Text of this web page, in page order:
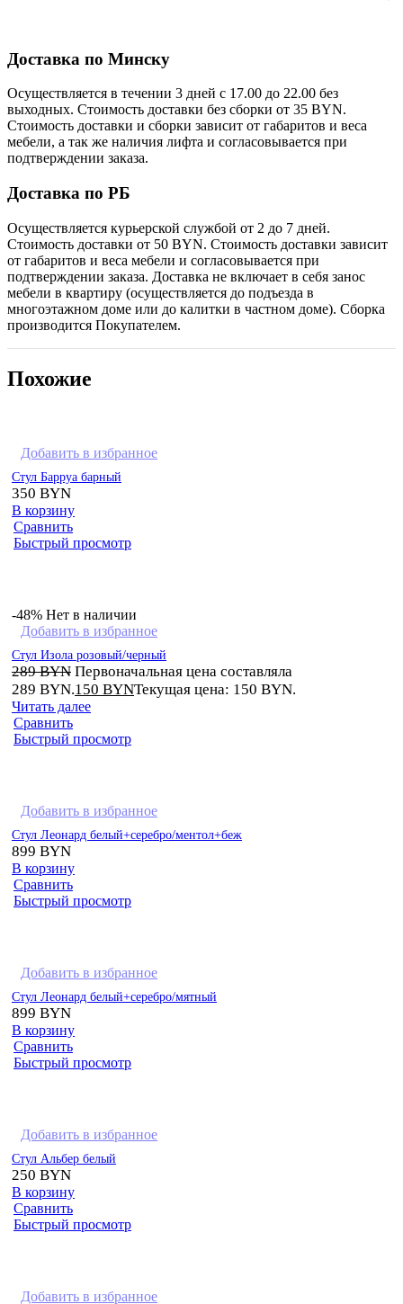
Доставка по Минску
Осуществляется в течении 3 дней с 17.00 до 22.00 без
выходных. Стоимость доставки без сборки от 35 BYN.
Стоимость доставки и сборки зависит от габаритов и веса
мебели, а так же наличия лифта и согласовывается при
подтверждении заказа.
Доставка по РБ
Осуществляется курьерской службой от 2 до 7 дней.
Стоимость доставки от 50 BYN. Стоимость доставки зависит
от габаритов и веса мебели и согласовывается при
подтверждении заказа. Доставка не включает в себя занос
мебели в квартиру (осуществляется до подъезда в
многоэтажном доме или до калитки в частном доме). Сборка
производится Покупателем.
Похожие
Добавить в избранное
Стул Барруа барный
350 BYN
В корзину
Сравнить
Быстрый просмотр
-48% Нет в наличии
Добавить в избранное
Стул Изола розовый/черный
289BYN Первоначальная цена составляла
289 BYN.150 BYNТекущая цена: 150 BYN.
Читать далее
Сравнить
Быстрый просмотр
Добавить в избранное
Стул Леонард белый+серебро/ментол+беж
899 BYN
В корзину
Сравнить
Быстрый просмотр
Добавить в избранное
Стул Леонард белый+серебро/мятный
899 BYN
В корзину
Сравнить
Быстрый просмотр
Добавить в избранное
Стул Альбер белый
250 BYN
В корзину
Сравнить
Быстрый просмотр
Добавить в избранное